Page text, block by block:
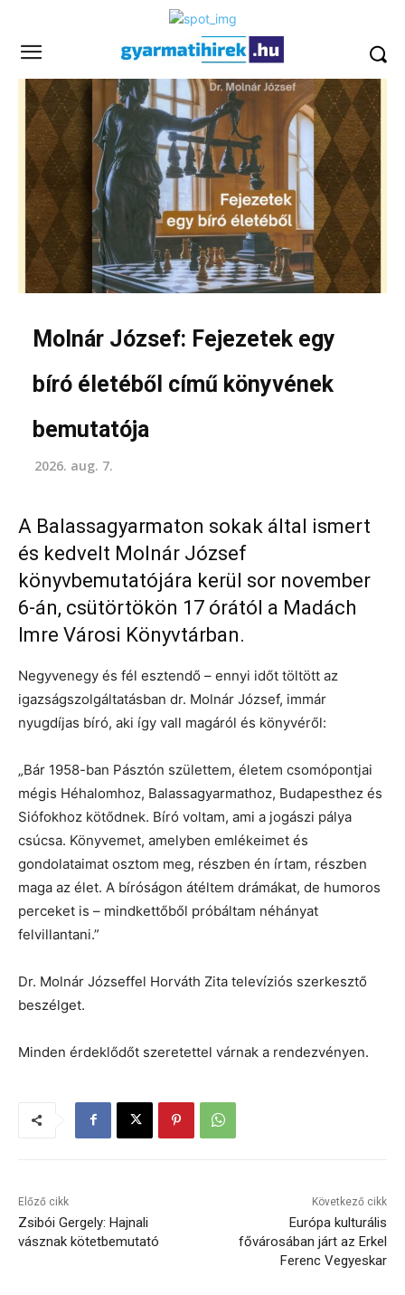
Molnár József: Fejezetek egy
bíró életéből című könyvének
bemutatója
2026. aug. 7.
A Balassagyarmaton sokak által ismert
és kedvelt Molnár József
könyvbemutatójára kerül sor november
6-án, csütörtökön 17 órától a Madách
Imre Városi Könyvtárban.
Negyvenegy és fél esztendő – ennyi időt töltött az
igazságszolgáltatásban dr. Molnár József, immár
nyugdíjas bíró, aki így vall magáról és könyvéről:
„Bár 1958-ban Pásztón születtem, életem csomópontjai
mégis Héhalomhoz, Balassagyarmathoz, Budapesthez és
Siófokhoz kötődnek. Bíró voltam, ami a jogászi pálya
csúcsa. Könyvemet, amelyben emlékeimet és
gondolataimat osztom meg, részben én írtam, részben
maga az élet. A bíróságon átéltem drámákat, de humoros
perceket is – mindkettőből próbáltam néhányat
felvillantani.”
Dr. Molnár Józseffel Horváth Zita televíziós szerkesztő
beszélget.
Minden érdeklődőt szeretettel várnak a rendezvényen.
Előző cikk
Zsibói Gergely: Hajnali
vásznak kötetbemutató
Következő cikk
Európa kulturális
fővárosában járt az Erkel
Ferenc Vegyeskar